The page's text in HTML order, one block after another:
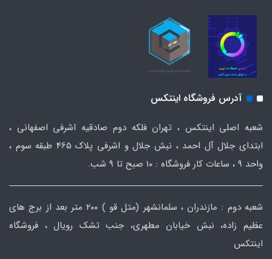
آدرس فروشگاه اینتکس
شعبه اصلی اینتکس ، تهران فلکه دوم صادقیه اشرفی اصفهانی ،
ابتدای جلال آل احمد ، نبش جلال و اشرفی پلاک 465 طبقه سوم ،
واحد ۹ ، ساعات کار فروشگاه : ۱۰ صبح تا ۹ شب.
شعبه دوم : مازندران ، سلمانشهر (متل قو ) ۲۰۰ متر بعد از برج های
عظیم زاده، نبش خیابان مطهری، جنب تشک رویال ، فروشگاه
اینتکس